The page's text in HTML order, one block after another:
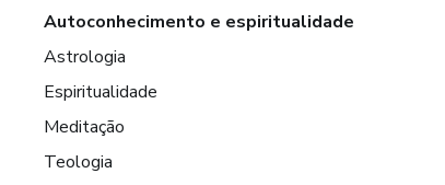
Autoconhecimento e espiritualidade
Astrologia
Espiritualidade
Meditação
Teologia